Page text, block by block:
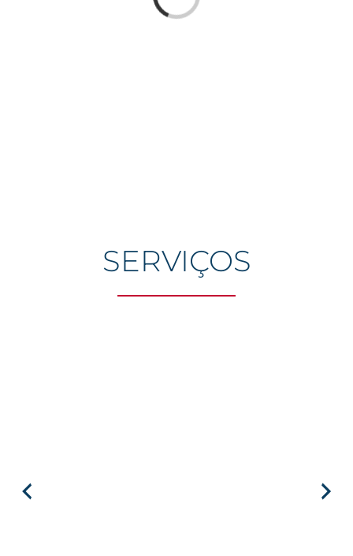
SERVIÇOS